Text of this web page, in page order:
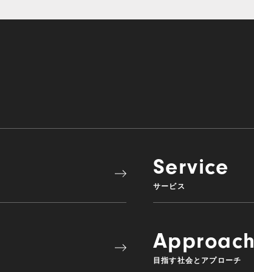
Service
サービス
Approach
目指す社会とアプローチ